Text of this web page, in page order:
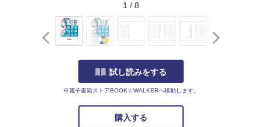
1 / 8
試し読みをする
※電子書籍ストアBOOK☆WALKERへ移動します。
購入する